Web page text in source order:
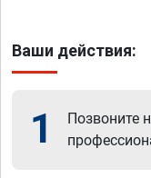
Ваши действия:
1 Позвоните